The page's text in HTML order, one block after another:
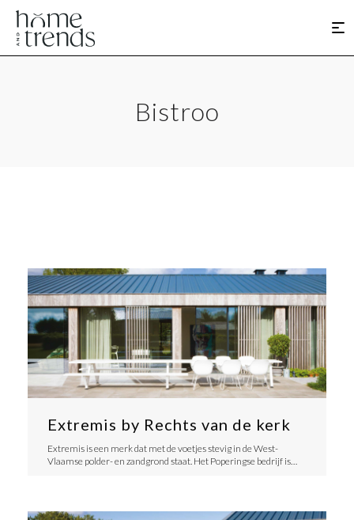
Bistroo
Extremis by Rechts van de kerk
Extremis is een merk dat met de voetjes stevig in de West-
Vlaamse polder- en zandgrond staat. Het Poperingse bedrijf is…